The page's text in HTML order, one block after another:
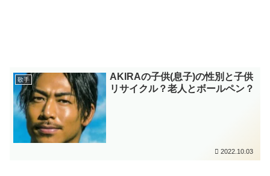
歌手
AKIRAの子供(息子)の性別と子供
リサイクル？老人とボールペン？
2022.10.03